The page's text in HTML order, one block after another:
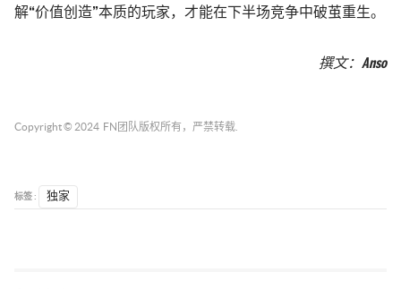
解“价值创造”本质的玩家，才能在下半场竞争中破茧重生。
撰文：Anso
Copyright © 2024 FN团队 版权所有，严禁转载.
标签 : 独家